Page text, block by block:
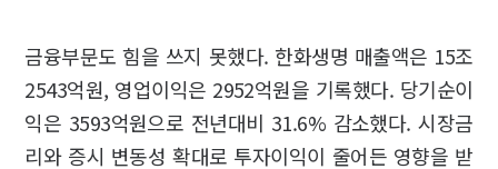
금융부문도 힘을 쓰지 못했다. 한화생명 매출액은 15조
2543억원, 영업이익은 2952억원을 기록했다. 당기순이
익은 3593억원으로 전년대비 31.6% 감소했다. 시장금
리와 증시 변동성 확대로 투자이익이 줄어든 영향을 받